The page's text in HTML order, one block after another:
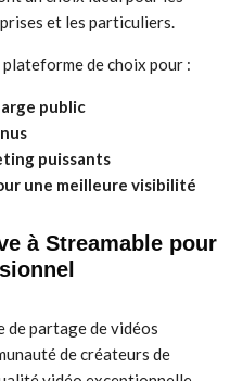
et les particuliers.
plateforme de choix pour :
public
puissants
une meilleure visibilité
à Streamable pour
de partage de vidéos
de créateurs de